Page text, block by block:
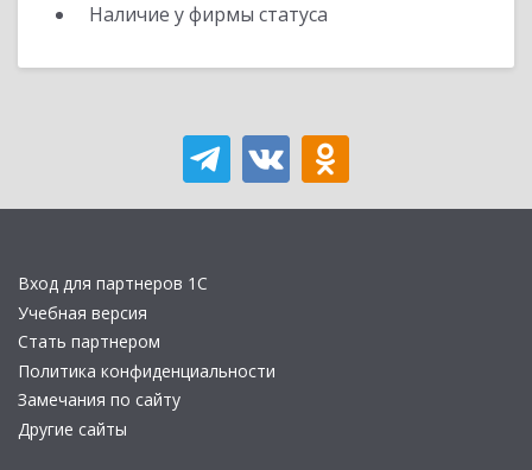
Наличие у фирмы статуса
Вход для партнеров 1С
Учебная версия
Стать партнером
Политика конфиденциальности
Замечания по сайту
Другие сайты